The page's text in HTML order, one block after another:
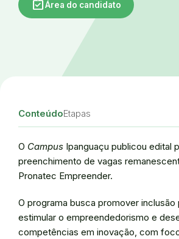
assignment_turned_inÁrea do candidato
ConteúdoEtapas
O Campus Ipanguaçu publicou edital
preenchimento de vagas
Pronatec Empreender.
O programa busca promover inclusão
estimular o empreendedorismo e
competências em inovação, com